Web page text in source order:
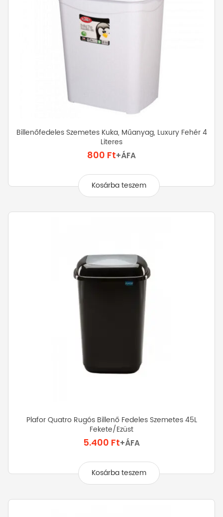
Billenőfedeles Szemetes Kuka, Műanyag, Luxury Fehér 4
Literes
800 Ft+ÁFA
Kosárba teszem
Plafor Quatro Rugós Billenő Fedeles Szemetes 45L
Fekete/ezüst
5.400 Ft+ÁFA
Kosárba teszem